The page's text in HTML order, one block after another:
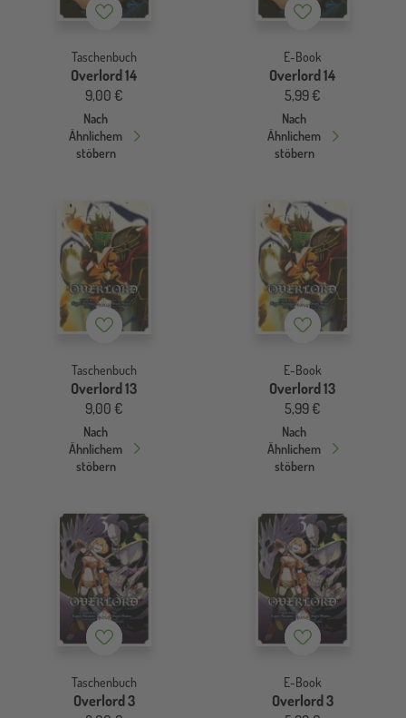
Merkzettel
Taschenbuch
Overlord 14
9,00 €
Nach
Ähnlichem
stöbern
Merkzettel
E-Book
Overlord 14
5,99 €
Nach
Ähnlichem
stöbern
Merkzettel
Taschenbuch
Overlord 13
9,00 €
Nach
Ähnlichem
stöbern
Merkzettel
E-Book
Overlord 13
5,99 €
Nach
Ähnlichem
stöbern
Merkzettel
Taschenbuch
Overlord 3
Merkzettel
E-Book
Overlord 3